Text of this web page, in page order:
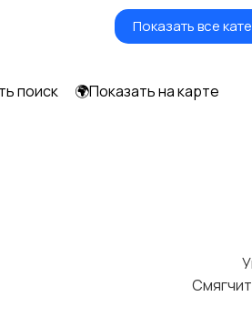
Мультиварки иПоказать все
поиск 🌍Показать на карте